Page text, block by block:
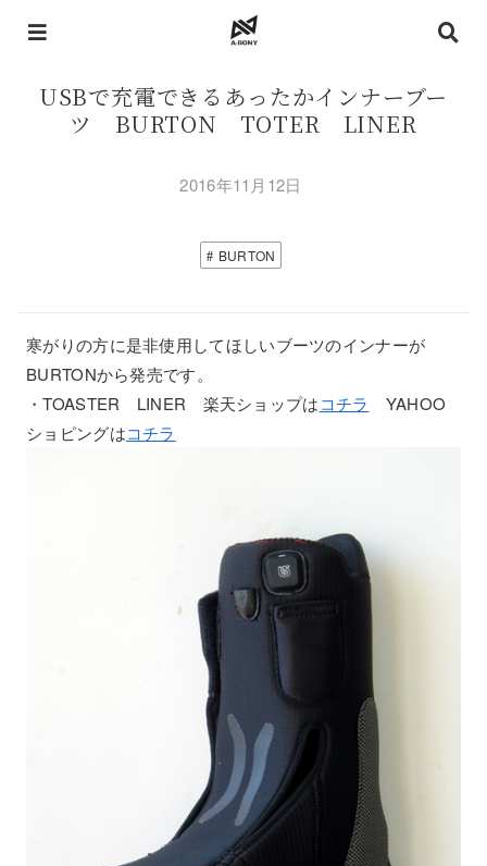
USBで充電できるあったかインナーブー
ツ BURTON TOTER LINER
2016年11月12日
BURTON
寒がりの方に是非使用してほしいブーツのインナーが
BURTONから発売です。
・TOASTER LINER 楽天ショップはコチラ
YAHOO
ショピングはコチラ